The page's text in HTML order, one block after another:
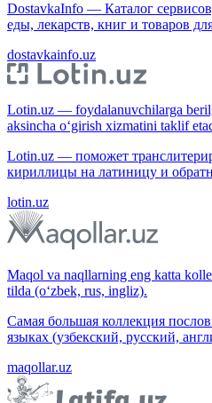
DostavkaInfo — Каталог
еды, лекарств, книг и товаров
dostavkainfo.uz
Lotin.uz — foydalanuvchilarga
aksincha o‘girish xizmatini taklif
Lotin.uz — поможет
кириллицы на латиницу и
lotin.uz
Maqol va naqllarning eng katta
tilda (o‘zbek, rus, ingliz).
Самая большая коллекция
языках (узбекский, русский,
maqollar.uz